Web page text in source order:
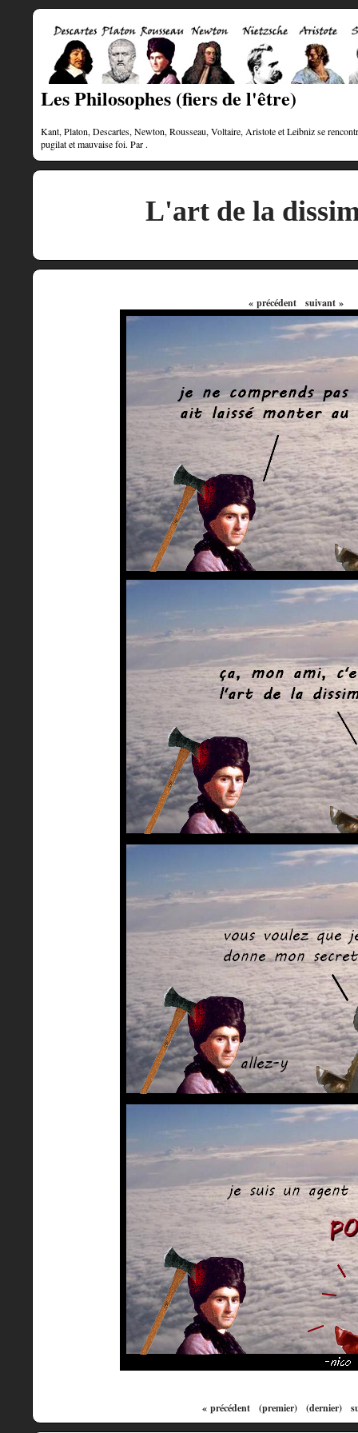
Les Philosophes (fiers de l'être)
Kant, Platon, Descartes, Newton, Rousseau, Voltaire, Aristote et Leibniz se
pugilat et mauvaise foi. Par .
L'art de la
« précédent suivant »
« précédent (premier) (dernier)